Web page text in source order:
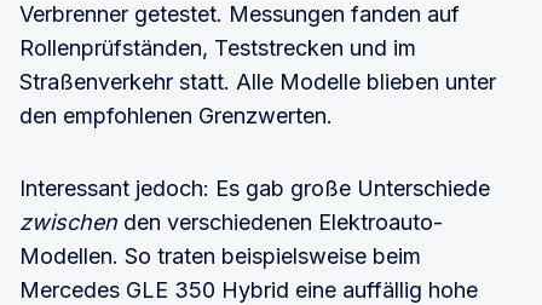
Verbrenner getestet. Messungen fanden auf
Rollenprüfständen, Teststrecken und im
Straßenverkehr statt. Alle Modelle blieben unter
den empfohlenen Grenzwerten.
Interessant jedoch: Es gab große Unterschiede
zwischen den verschiedenen Elektroauto-
Modellen. So traten beispielsweise beim
Mercedes GLE 350 Hybrid eine auffällig hohe